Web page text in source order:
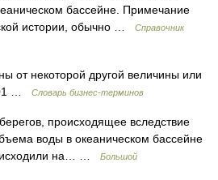
бассейне. Примечание
истории, обычно …
Справочник
от некоторой другой величины или
…
Словарь бизнес-терминов
происходящее вследствие
воды в океаническом бассейне
на… …
Большой